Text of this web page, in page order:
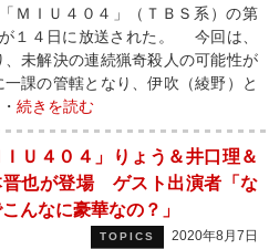
ＭＩＵ４０４」（ＴＢＳ系）の第
１４日に放送された。 今回は、
未解決の連続猟奇殺人の可能性が
課の管轄となり、伊吹（綾野）と
続きを読む
ＩＵ４０４」りょう＆井口理＆
晋也が登場 ゲスト出演者「な
んなに豪華なの？」
TOPICS 2020年8月7日